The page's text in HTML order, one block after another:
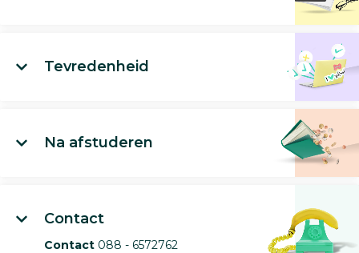
Tevredenheid
Na afstuderen
Contact
Contact 088 - 6572762